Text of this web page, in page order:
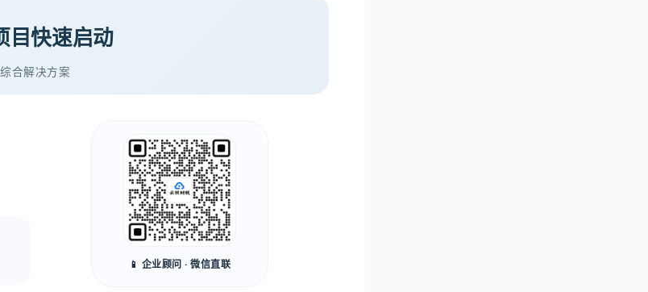
目快速启动
合解决方案
📱 企业顾问 · 微信直联